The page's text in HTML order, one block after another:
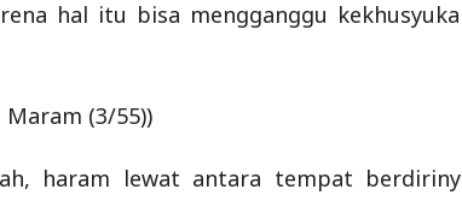
hal itu bisa mengganggu
(3/55))
haram lewat antara tempat